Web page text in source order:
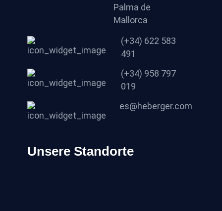
Palma de
Mallorca
(+34) 622 583
491
(+34) 958 797
019
es@heberger.com
Unsere Standorte